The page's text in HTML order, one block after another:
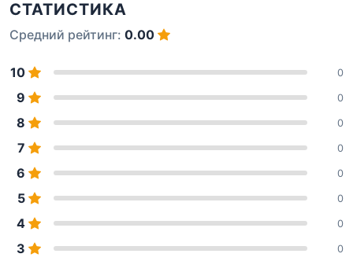
СТАТИСТИКА
Средний рейтинг: 0.00
10 0
9 0
8 0
7 0
6 0
5 0
4 0
3 0